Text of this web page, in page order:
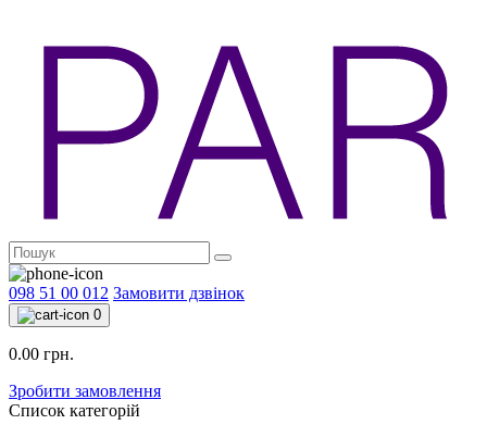
098 51 00 012 Замовити дзвінок
0
0.00 грн.
Зробити замовлення
Список категорій